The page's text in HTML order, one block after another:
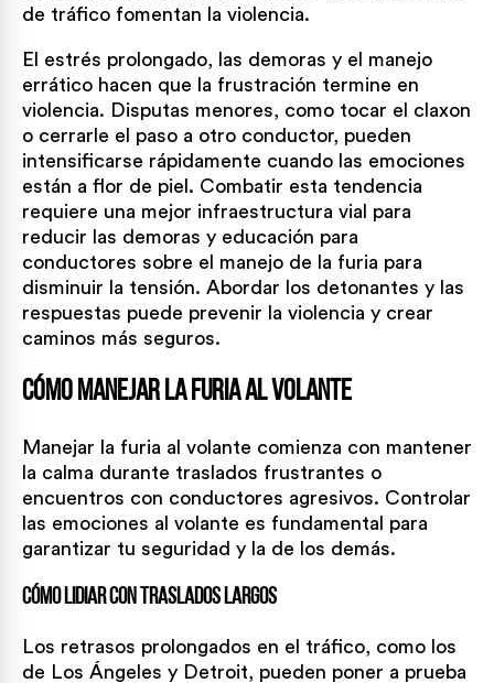
de tráfico fomentan la violencia.
El estrés prolongado, las demoras y el manejo
errático hacen que la frustración termine en
violencia. Disputas menores, como tocar el claxon
o cerrarle el paso a otro conductor, pueden
intensificarse rápidamente cuando las emociones
están a flor de piel. Combatir esta tendencia
requiere una mejor infraestructura vial para
reducir las demoras y educación para
conductores sobre el manejo de la furia para
disminuir la tensión. Abordar los detonantes y las
respuestas puede prevenir la violencia y crear
caminos más seguros.
Cómo manejar la furia al volante
Manejar la furia al volante comienza con mantener
la calma durante traslados frustrantes o
encuentros con conductores agresivos. Controlar
las emociones al volante es fundamental para
garantizar tu seguridad y la de los demás.
Cómo lidiar con traslados largos
Los retrasos prolongados en el tráfico, como los
de Los Ángeles y Detroit, pueden poner a prueba